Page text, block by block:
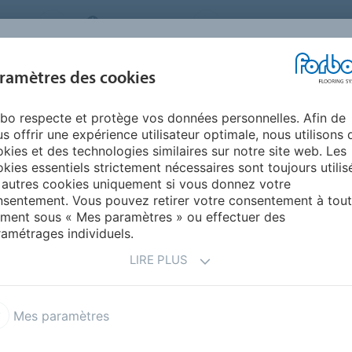
SWITZERLAND
RÉFÉRENCES ENVIRONNEMENT
CENTRE DE
TÉLÉCHARGEMENT
RENCONTRE
des cookies
respecte et protège vos données personnelles. Afin de
offrir une expérience utilisateur optimale, nous utilisons
et des technologies similaires sur notre site web. Les
essentiels strictement nécessaires sont toujours
cookies uniquement si vous donnez votre
Vous pouvez retirer votre consentement à tout
sous « Mes paramètres » ou effectuer des
individuels.
LIRE PLUS
Mes paramètres